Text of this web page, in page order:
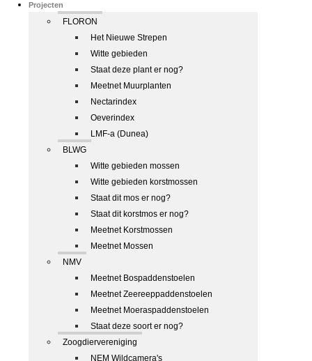
Projecten
FLORON
Het Nieuwe Strepen
Witte gebieden
Staat deze plant er nog?
Meetnet Muurplanten
Nectarindex
Oeverindex
LMF-a (Dunea)
BLWG
Witte gebieden mossen
Witte gebieden korstmossen
Staat dit mos er nog?
Staat dit korstmos er nog?
Meetnet Korstmossen
Meetnet Mossen
NMV
Meetnet Bospaddenstoelen
Meetnet Zeereeppaddenstoelen
Meetnet Moeraspaddenstoelen
Staat deze soort er nog?
Zoogdiervereniging
NEM Wildcamera's